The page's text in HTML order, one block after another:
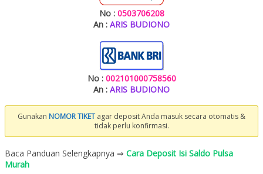
No : 0503706208
An : ARIS BUDIONO
No : 002101000758560
An : ARIS BUDIONO
Gunakan NOMOR TIKET agar deposit Anda masuk secara otomatis &
tidak perlu konfirmasi.
Baca Panduan Selengkapnya ⇒ Cara Deposit Isi Saldo Pulsa
Murah